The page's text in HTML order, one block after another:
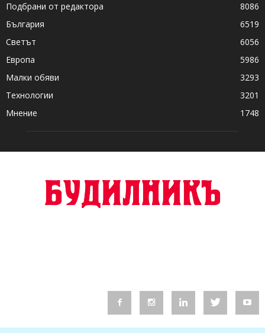
Подбрани от редактора
8086
България
6519
Светът
6056
Европа
5986
Малки обяви
3293
Технологии
3201
Мнение
1748